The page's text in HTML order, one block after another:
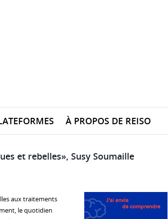
À PROPOS DE REISO
et rebelles», Susy Soumaille
aux traitements
le quotidien